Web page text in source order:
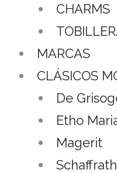
CHARMS
MARCAS
CLÁSICOS
De
Etho
Magerit
Schaffrath